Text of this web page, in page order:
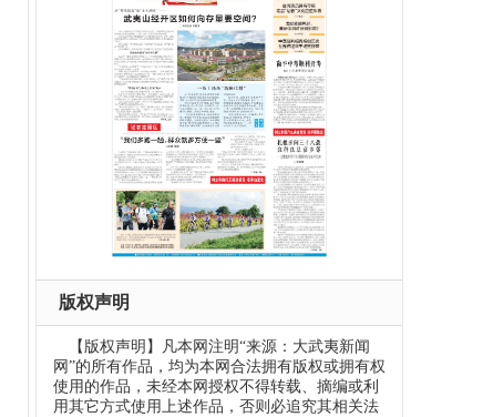
版权声明
【版权声明】凡本网注明“来源：大武夷新闻
网”的所有作品，均为本网合法拥有版权或拥有权
使用的作品，未经本网授权不得转载、摘编或利
用其它方式使用上述作品，否则必追究其相关法